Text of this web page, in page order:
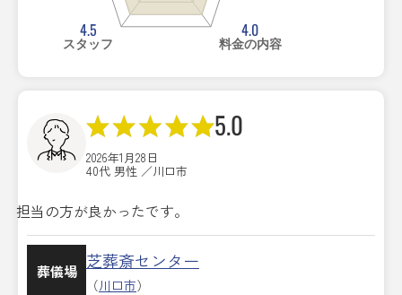
4.0
料金の内容
4.5
スタッフ
5.0
2026年1月28日
40代 男性 ／川口市
担当の方が良かったです。
葬儀場 芝葬斎センター
（川口市）